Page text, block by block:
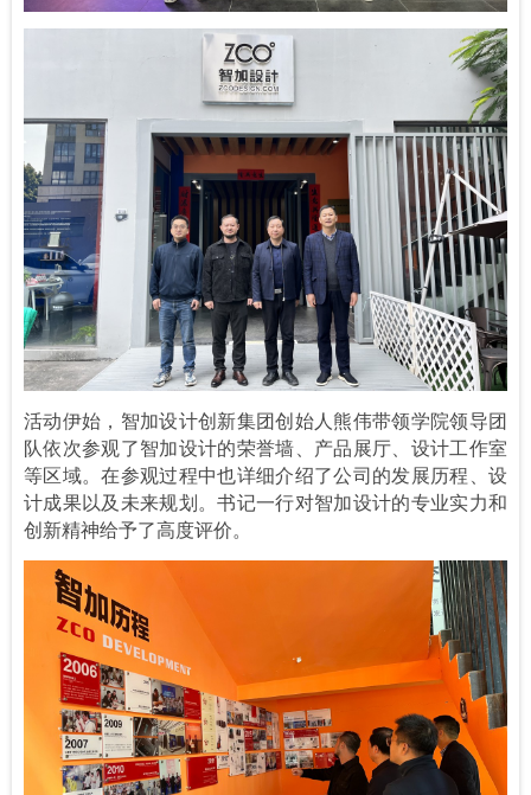
活动伊始，智加设计创新集团创始人熊伟带领学院领导团
队依次参观了智加设计的荣誉墙、产品展厅、设计工作室
等区域。在参观过程中也详细介绍了公司的发展历程、设
计成果以及未来规划。书记一行对智加设计的专业实力和
创新精神给予了高度评价。